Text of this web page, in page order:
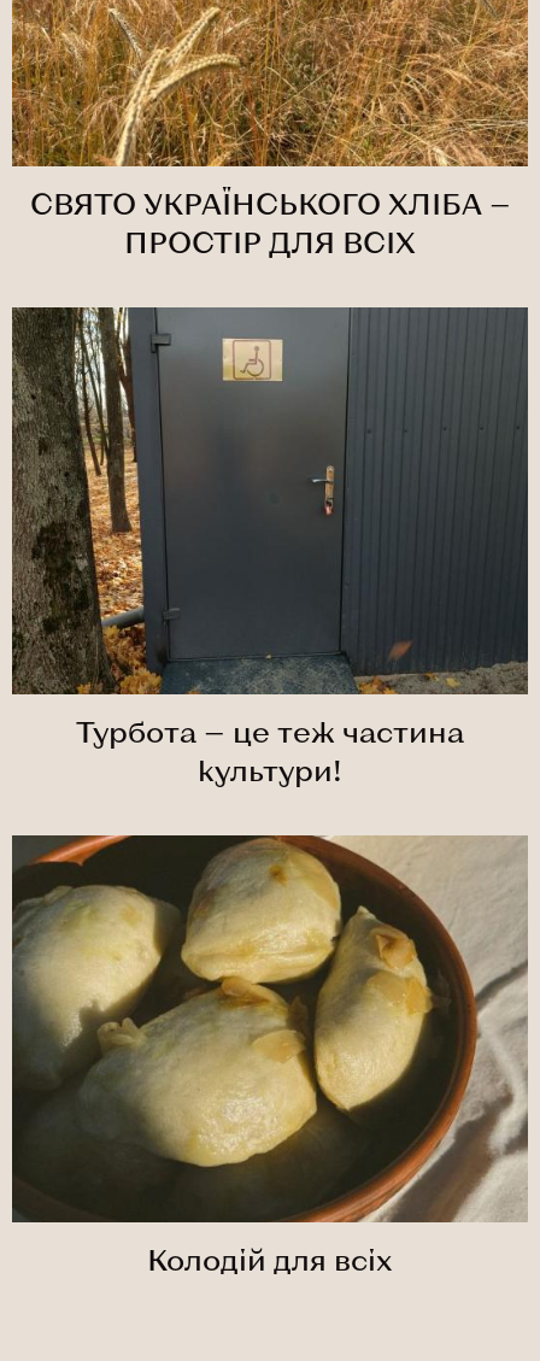
СВЯТО УКРАЇНСЬКОГО ХЛІБА —
ПРОСТІР ДЛЯ ВСІХ
Турбота — це теж частина
культури!
Колодій для всіх